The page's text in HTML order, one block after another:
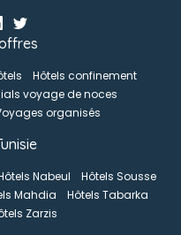
Hôtels confinement
voyage de noces
organisés
Nabeul
Hôtels Sousse
Mahdia
Hôtels Tabarka
Zarzis